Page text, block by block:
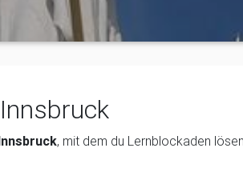
, mit dem du Lernblockaden